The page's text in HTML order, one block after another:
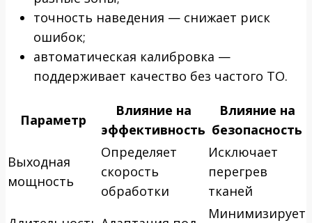
точность наведения — снижает риск
ошибок;
автоматическая калибровка —
поддерживает качество без частого ТО.
Параметр
Влияние на
эффективность
Влияние на
безопасность
Выходная
мощность
Определяет
скорость
обработки
Исключает
перегрев
тканей
Минимизирует